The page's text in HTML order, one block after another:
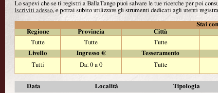
Lo sapevi che se ti registri a BallaTango puoi salvare le tue ricerche per poi
Iscriviti adesso, e potrai subito utilizzare gli strumenti dedicati agli utenti
Stai
Regione
Provincia
Città
Tutte
Tutte
Tutte
Livello
Ingresso €
Tesseramento
Tutti
Da: 0 a 0 Tutte
Data Località Tipologia